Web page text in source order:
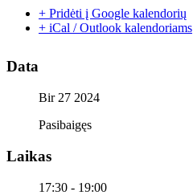
+ Pridėti į Google kalendorių
+ iCal / Outlook kalendoriams
Data
Bir 27 2024
Pasibaigęs
Laikas
17:30 - 19:00